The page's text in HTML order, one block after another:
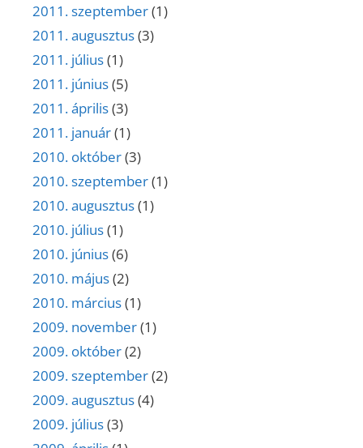
2011. szeptember(1)
2011. augusztus(3)
2011. július(1)
2011. június(5)
2011. április(3)
2011. január(1)
2010. október(3)
2010. szeptember(1)
2010. augusztus(1)
2010. július(1)
2010. június(6)
2010. május(2)
2010. március(1)
2009. november(1)
2009. október(2)
2009. szeptember(2)
2009. augusztus(4)
2009. július(3)